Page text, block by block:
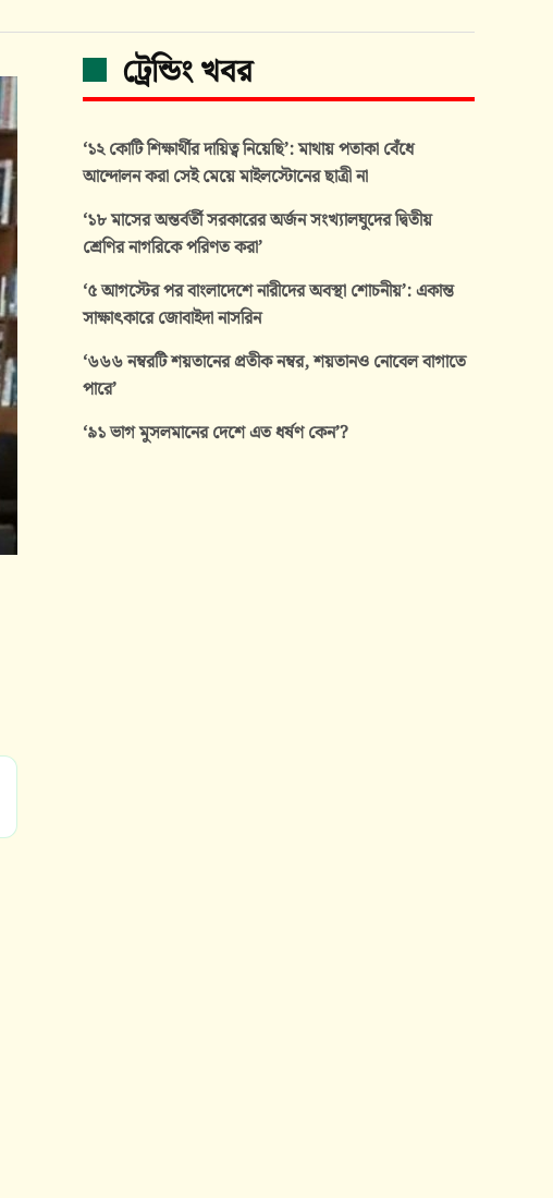
ট্রেন্ডিং খবর
‘১২ কোটি শিক্ষার্থীর দায়িত্ব নিয়েছি’: মাথায় পতাকা বেঁধে
আন্দোলন করা সেই মেয়ে মাইলস্টোনের ছাত্রী না
‘১৮ মাসের অন্তর্বর্তী সরকারের অর্জন সংখ্যালঘুদের দ্বিতীয়
শ্রেণির নাগরিকে পরিণত করা’
‘৫ আগস্টের পর বাংলাদেশে নারীদের অবস্থা শোচনীয়’: একান্ত
সাক্ষাৎকারে জোবাইদা নাসরিন
‘৬৬৬ নম্বরটি শয়তানের প্রতীক নম্বর, শয়তানও নোবেল বাগাতে
পারে’
‘৯১ ভাগ মুসলমানের দেশে এত ধর্ষণ কেন’?